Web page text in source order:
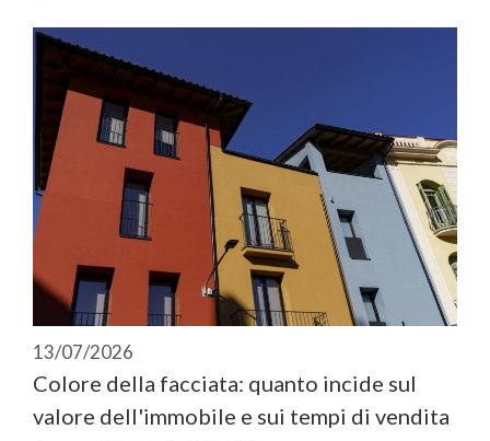
13/07/2026
Colore della facciata: quanto incide sul
valore dell'immobile e sui tempi di vendita